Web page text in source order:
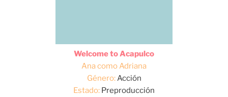
Welcome to Acapulco
Ana como Adriana
Género:Acción
Estado: Preproducción